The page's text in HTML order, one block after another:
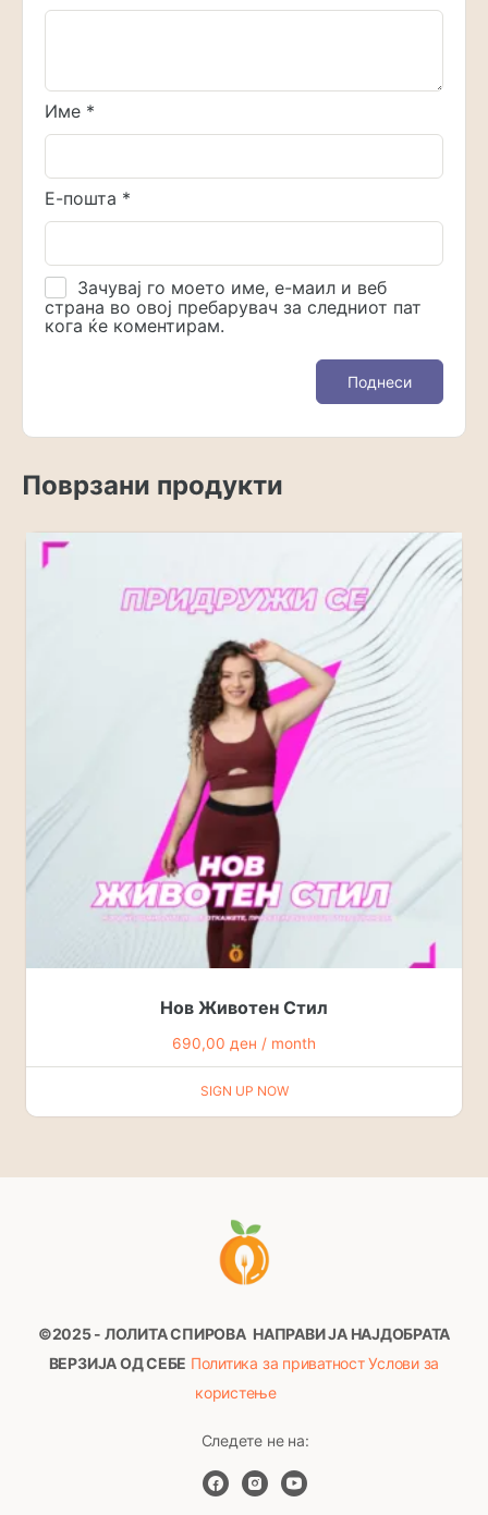
Име *
Е-пошта *
Зачувај го моето име, е-маил и веб
страна во овој пребарувач за следниот пат
кога ќе коментирам.
Поврзани продукти
Нов Животен Стил
690,00 ден / month
SIGN UP NOW
©2025 - ЛОЛИТА СПИРОВА НАПРАВИ ЈА НАЈДОБРАТА
ВЕРЗИЈА ОД СЕБЕ Политика за приватност Услови за
користење
Следете не на: